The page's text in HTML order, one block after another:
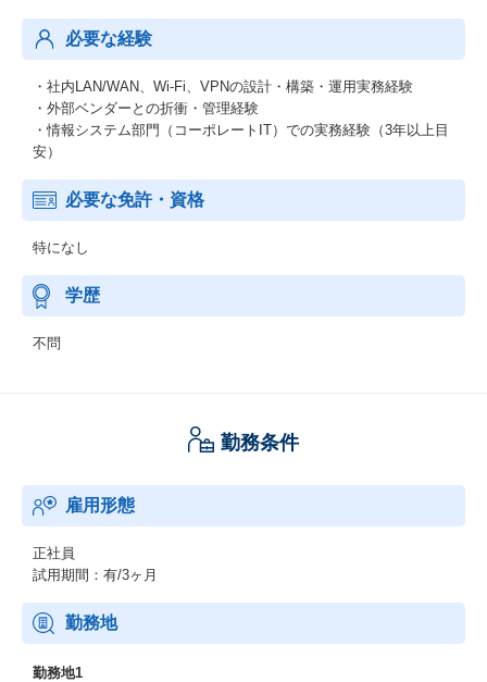
必要な経験
・社内LAN/WAN、Wi-Fi、VPNの設計・構築・運用実務経験
・外部ベンダーとの折衝・管理経験
・情報システム部門（コーポレートIT）での実務経験（3年以上目
安）
必要な免許・資格
特になし
学歴
不問
勤務条件
雇用形態
正社員
試用期間：有/3ヶ月
勤務地
勤務地1